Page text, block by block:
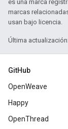
es una marca
marcas
usan bajo licencia.
Última
GitHub
OpenWeave
Happy
OpenThread